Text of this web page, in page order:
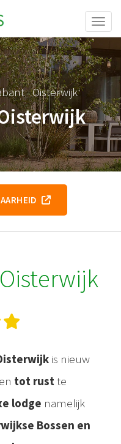
–Oisterwijk
is nieuw
tot rustte
lodge namelijk
Bossen en